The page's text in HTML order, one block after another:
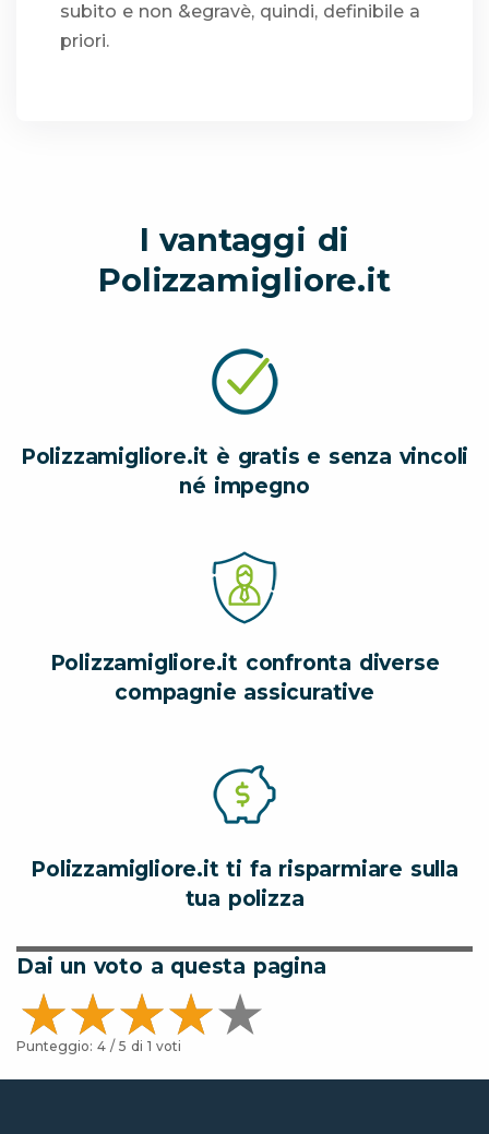
subito e non &egravè, quindi, definibile a
priori.
I vantaggi di
Polizzamigliore.it
Polizzamigliore.it è gratis e senza vincoli
né impegno
Polizzamigliore.it confronta diverse
compagnie assicurative
Polizzamigliore.it ti fa risparmiare sulla
tua polizza
Dai un voto a questa pagina
Punteggio: 4 / 5 di 1 voti